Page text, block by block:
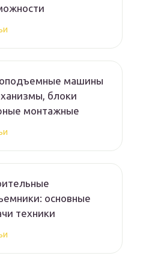
машины
блоки
монтажные
основные
техники